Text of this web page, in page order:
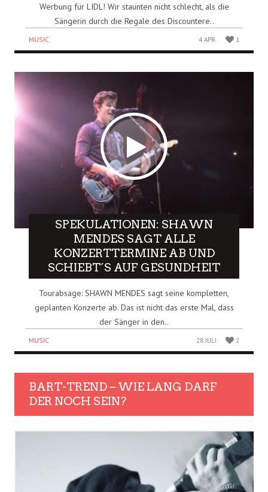
Werbung für LIDL! Wir staunten nicht schlecht, als die
Sängerin durch die Regale des Discountere..
MUSIC 4 APR. 1
SPEKULATIONEN: SHAWN
MENDES SAGT ALLE
KONZERTTERMINE AB UND
SCHIEBT´S AUF GESUNDHEIT
Tourabsage: SHAWN MENDES sagt seine kompletten,
geplanten Konzerte ab. Das ist nicht das erste Mal, dass
der Sänger in den..
MUSIC 28 JULI 2
BART-TREND – WIE LANG DARF
DER NOCH SEIN?